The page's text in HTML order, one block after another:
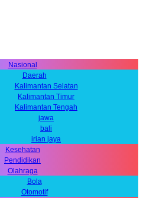
Nasional
Daerah
Kalimantan Selatan
Kalimantan Timur
Kalimantan Tengah
jawa
bali
irian jaya
Kesehatan
Pendidikan
Olahraga
Bola
Otomotif